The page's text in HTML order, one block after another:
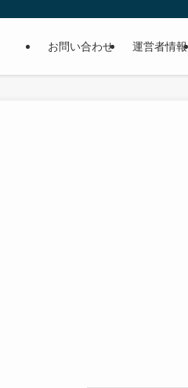
お問い合わせ 運営者情報